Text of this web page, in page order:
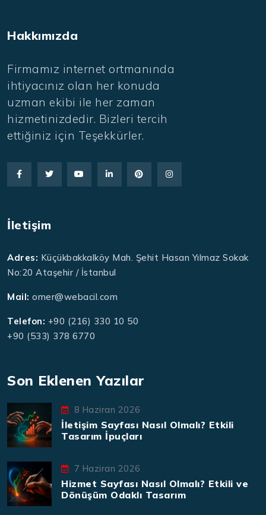
Hakkımızda
Firmamız internet ortmanında
ihtiyacınız olan her konuda
uzman ekibi ile her zaman
hizmetinizdedir. Bizleri tercih
ettiğiniz için Teşekkürler.
İletişim
Adres: Küçükbakkalköy Mah. Şehit Hasan Yılmaz Sokak
No:20 Ataşehir / İstanbul
Mail: omer@webacil.com
Telefon: +90 (216) 330 10 50
+90 (533) 378 6770
Son Eklenen Yazılar
8 Haziran 2026
İletişim Sayfası Nasıl Olmalı? Etkili
Tasarım İpuçları
7 Haziran 2026
Hizmet Sayfası Nasıl Olmalı? Etkili ve
Dönüşüm Odaklı Tasarım